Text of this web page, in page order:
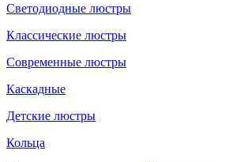
Светодиодные люстры
Классические люстры
Современные люстры
Каскадные
Детские люстры
Кольца